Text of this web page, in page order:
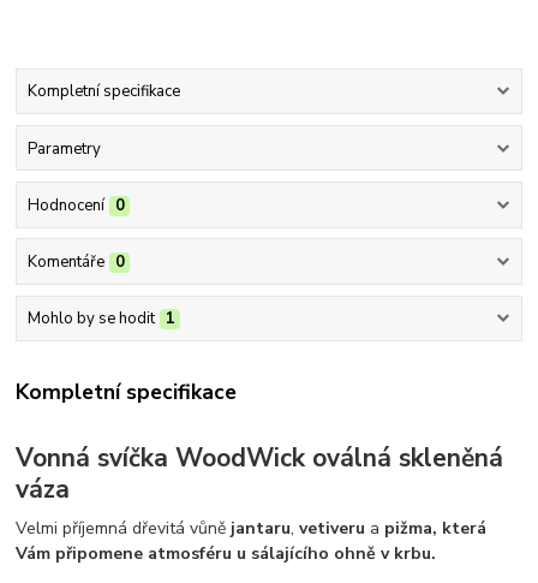
Kompletní specifikace
Parametry
Hodnocení 0
Komentáře 0
Mohlo by se hodit 1
Kompletní specifikace
Vonná svíčka WoodWick oválná skleněná
váza
Velmi příjemná dřevitá vůně jantaru,vetiveru a pižma, která
Vám připomene atmosféru u sálajícího ohně v krbu.